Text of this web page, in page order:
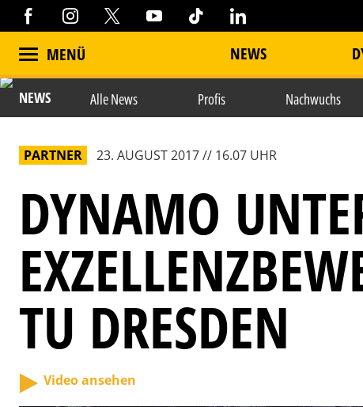
MENÜ NEWS
NEWS Alle News Profis Nachwuchs
PARTNER 23. AUGUST 2017 // 16.07 UHR
DYNAMO
TU DRESDEN
Video ansehen